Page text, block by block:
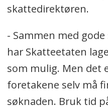
skattedirektøren.
- Sammen med
har Skatteetaten
som mulig. Men det
foretakene selv må
søknaden. Bruk tid